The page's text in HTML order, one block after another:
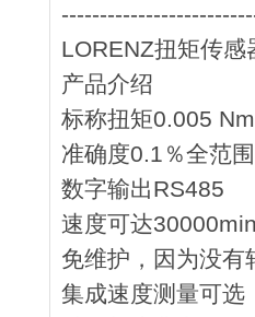
LORENZ扭矩传
产品介绍
标称扭矩0.005
准确度0.1％全范围
数字输出RS485
速度可达
免维护，因为没有
集成速度测量可选